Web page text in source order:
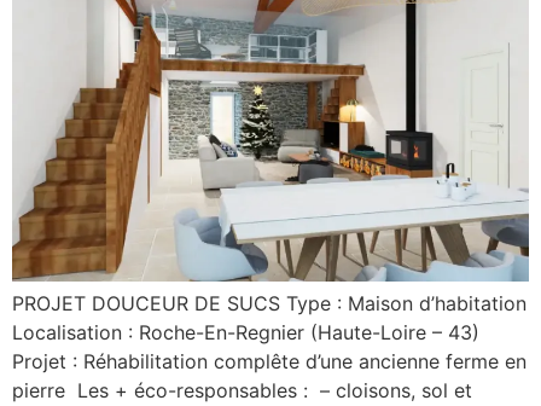
PROJET DOUCEUR DE SUCS Type : Maison d’habitation
Localisation : Roche-En-Regnier (Haute-Loire – 43)
Projet : Réhabilitation complête d’une ancienne ferme en
pierre Les + éco-responsables : – cloisons, sol et